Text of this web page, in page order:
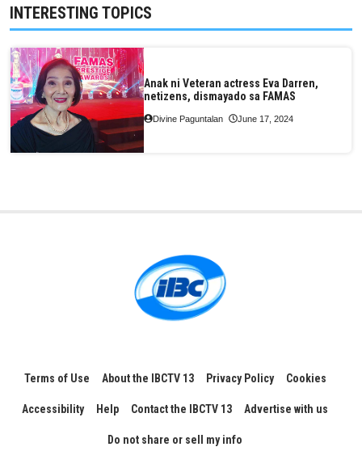
INTERESTING TOPICS
Anak ni Veteran actress Eva Darren,
netizens, dismayado sa FAMAS
Divine Paguntalan June 17, 2024
Terms of Use About the IBCTV 13 Privacy Policy Cookies
Accessibility Help Contact the IBCTV 13 Advertise with us
Do not share or sell my info